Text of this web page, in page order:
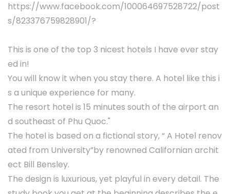
https://www.facebook.com/100064697528722/post
s/823376759828901/?
This is one of the top 3 nicest hotels I have ever stay
ed in!
You will know it when you stay there. A hotel like this i
s a unique experience for many.
The resort hotel is 15 minutes south of the airport an
d southeast of Phu Quoc."
The hotel is based on a fictional story, “ A Hotel renov
ated from University”by renowned Californian archit
ect Bill Bensley.
The design is luxurious, yet playful in every detail. The